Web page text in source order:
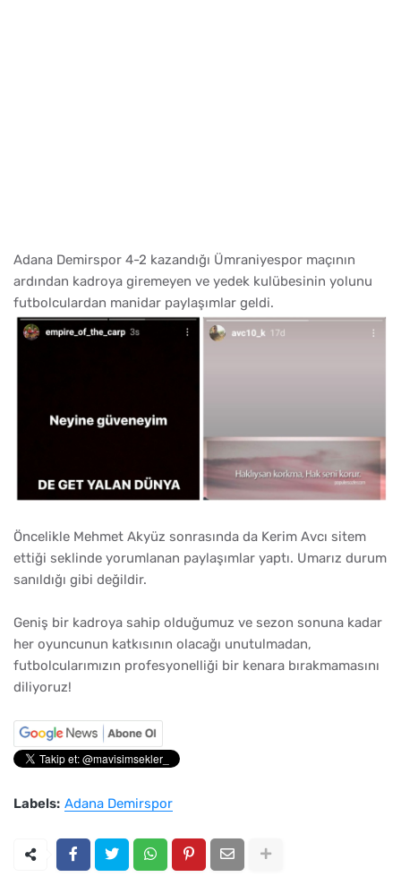
Adana Demirspor 4-2 kazandığı Ümraniyespor maçının
ardından kadroya giremeyen ve yedek kulübesinin yolunu
futbolculardan manidar paylaşımlar geldi.
Öncelikle Mehmet Akyüz sonrasında da Kerim Avcı sitem
ettiği seklinde yorumlanan paylaşımlar yaptı. Umarız durum
sanıldığı gibi değildir.
Geniş bir kadroya sahip olduğumuz ve sezon sonuna kadar
her oyuncunun katkısının olacağı unutulmadan,
futbolcularımızın profesyonelliği bir kenara bırakmamasını
diliyoruz!
Labels: Adana Demirspor